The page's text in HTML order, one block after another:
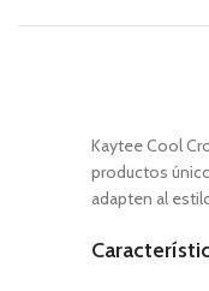
Kaytee Cool
productos
adapten al